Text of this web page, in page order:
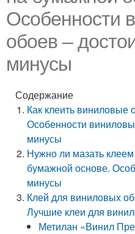
Особенности
обоев –
минусы
Содержание
Как клеить виниловые
Особенности
минусы
Нужно ли мазать
бумажной основе.
минусы
Клей для виниловых
Лучшие клеи для
Метилан «Винил